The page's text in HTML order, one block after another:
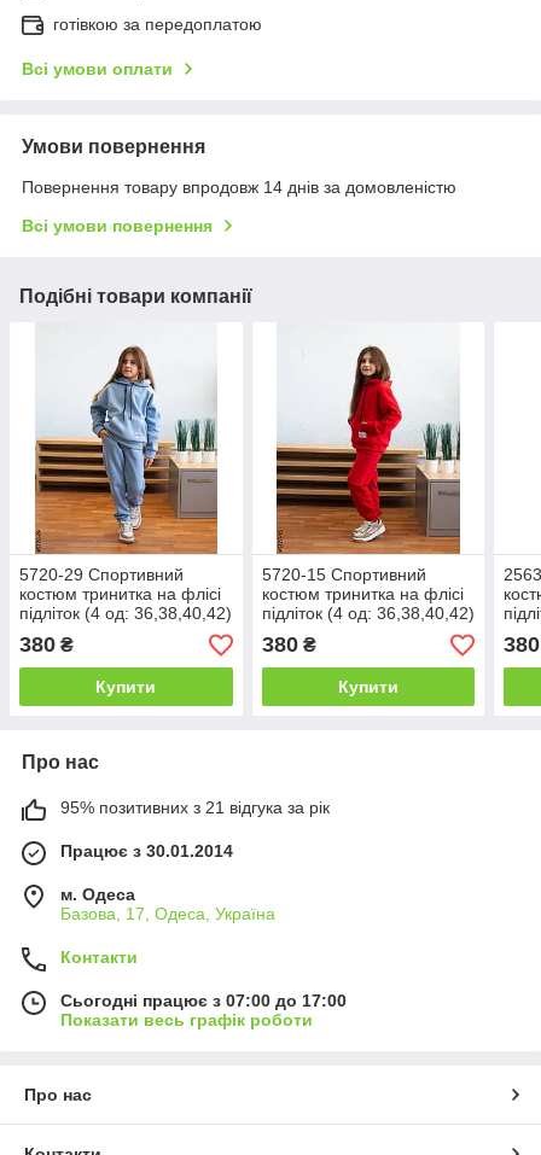
готівкою за передоплатою
Всі умови оплати
Умови повернення
Повернення товару впродовж 14 днів за домовленістю
Всі умови повернення
Подібні товари компанії
5720-29 Спортивний
костюм тринитка на флісі
підліток (4 од: 36,38,40,42)
380 ₴
Купити
5720-15 Спортивний
костюм тринитка на флісі
підліток (4 од: 36,38,40,42)
380₴
Купити
380
Про нас
95% позитивних з 21 відгука за рік
Працює з 30.01.2014
м. Одеса
Базова, 17, Одеса, Україна
Контакти
Сьогодні працює з 07:00 до 17:00
Показати весь графік роботи
Про нас